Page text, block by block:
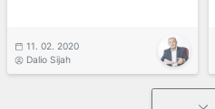
11. 02. 2020
Dalio Sijah